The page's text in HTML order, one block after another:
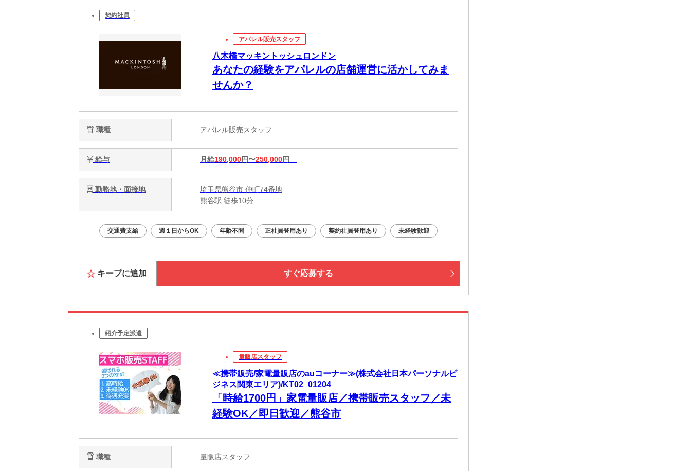
契約社員
アパレル販売スタッフ
八木橋マッキントッシュロンドン
あなたの経験をアパレルの店舗運営に活かしてみま
せんか？
職種 アパレル販売スタッフ
給与 月給190,000円〜250,000円
勤務地・面接地
埼玉県熊谷市 仲町74番地
熊谷駅 徒歩10分
交通費支給 週１日からOK 年齢不問 正社員登用あり 契約社員登用あり 未経験歓迎
キープに追加 すぐ応募する
紹介予定派遣
量販店スタッフ
≪携帯販売/家電量販店のauコーナー≫(株式会社日本パーソナルビ
ジネス関東エリア)/KT02_01204
「時給1700円」家電量販店／携帯販売スタッフ／未
経験OK／即日歓迎／熊谷市
職種 量販店スタッフ